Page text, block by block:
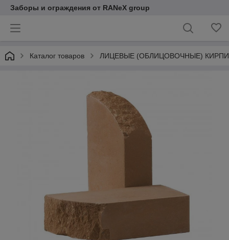
Заборы и ограждения от RANeX group
Каталог товаров ЛИЦЕВЫЕ (ОБЛИЦОВОЧНЫЕ)